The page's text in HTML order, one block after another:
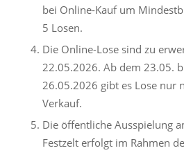
bei Online-Kauf um
5 Losen.
Die Online-Lose sind zu
22.05.2026. Ab dem 23.05.
26.05.2026 gibt es Lose nur
Verkauf.
Die öffentliche Ausspielung
Festzelt erfolgt im Rahmen